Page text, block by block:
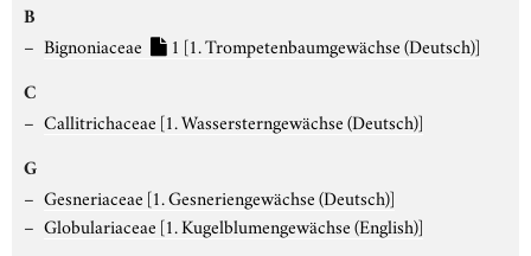
B
Bignoniaceae 1 [1. Trompetenbaumgewächse (Deutsch)]
C
Callitrichaceae [1. Wassersterngewächse (Deutsch)]
G
Gesneriaceae [1. Gesneriengewächse (Deutsch)]
Globulariaceae [1. Kugelblumengewächse (English)]